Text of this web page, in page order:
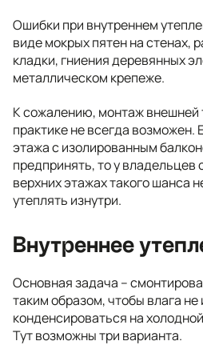
Ошибки при внутреннем
виде мокрых пятен на стенах,
кладки, гниения деревянных
металлическом крепеже.
К сожалению, монтаж внешней
практике не всегда возможен.
этажа с изолированным
предпринять, то у
верхних этажах такого шанса
утеплять изнутри.
Внутреннее
Основная задача –
таким образом, чтобы влага
конденсироваться на
Тут возможны три варианта.